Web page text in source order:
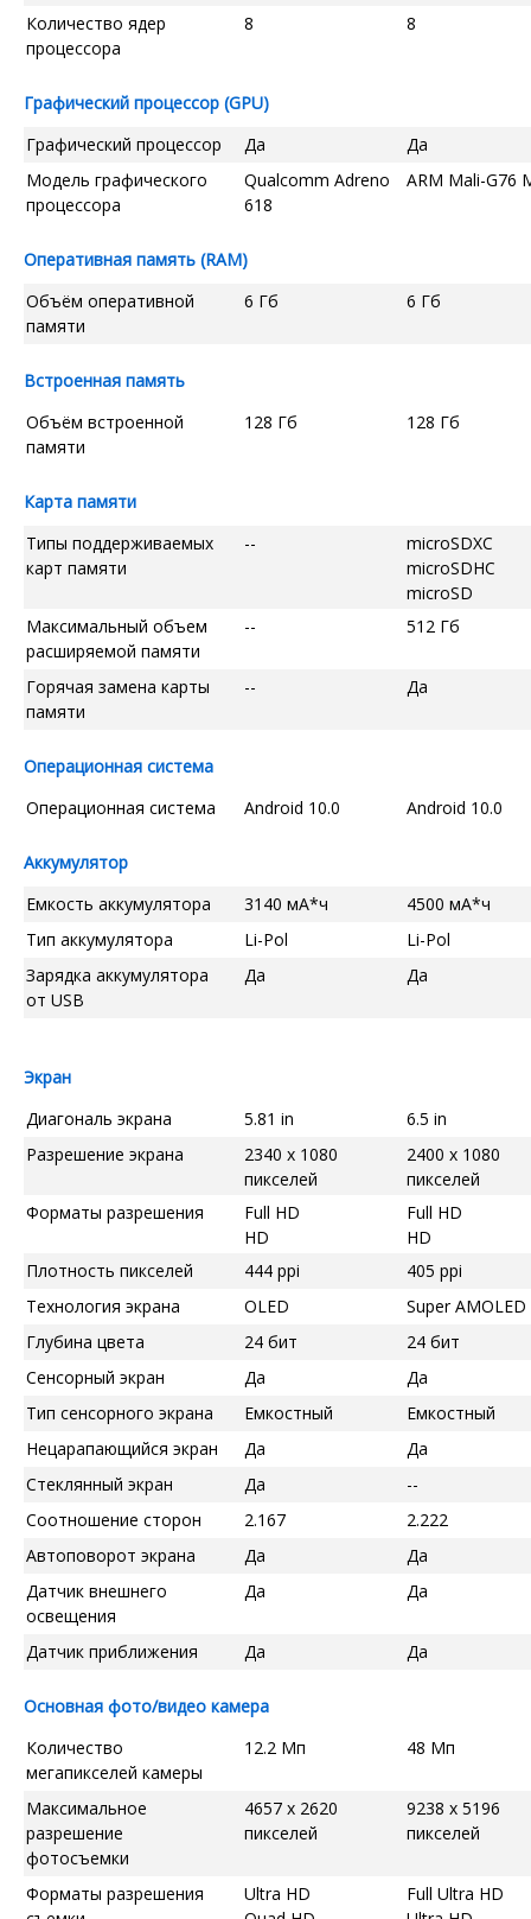
Количество ядер
процессора
8 8
Графический процессор (GPU)
Графический процессор
Да
Да
Модель графического
процессора
Qualcomm Adreno
618
ARM Mali-G76
Оперативная память (RAM)
Объём оперативной
памяти
6 Гб 6 Гб
Встроенная память
Объём встроенной
памяти
128 Гб 128 Гб
Карта памяти
Типы поддерживаемых
карт памяти
--
microSDXC
microSDHC
microSD
Максимальный объем
расширяемой памяти
-- 512 Гб
Горячая замена карты
памяти
-- Да
Операционная система
Операционная система
Android 10.0 Android 10.0
Аккумулятор
Емкость аккумулятора
3140 мА*ч
4500 мА*ч
Тип аккумулятора
Li-Pol
Li-Pol
Зарядка аккумулятора
от USB
Да Да
Экран
Диагональ экрана
5.81 in
6.5 in
Разрешение экрана
2340 x 1080
пикселей
2400 x 1080
пикселей
Форматы разрешения
Full HD
HD
Full HD
HD
Плотность пикселей
444 ppi
405 ppi
Технология экрана
OLED
Super AMOLED
Глубина цвета
24 бит
24 бит
Сенсорный экран
Да
Да
Тип сенсорного экрана
Емкостный
Емкостный
Нецарапающийся экран
Да
Да
Стеклянный экран
Да
--
Соотношение сторон
2.167
2.222
Автоповорот экрана
Да
Да
Датчик внешнего
освещения
Да Да
Датчик приближения Да Да
Основная фото/видео камера
Количество
мегапикселей камеры
12.2 Мп 48 Мп
Максимальное
разрешение
фотосъемки
4657 x 2620
пикселей
9238 x 5196
пикселей
Форматы разрешения
Ultra HD
Full Ultra HD